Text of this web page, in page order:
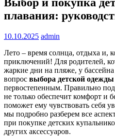
плавания:
10.10.2025 admin
Лето – время солнца, отдыха и,
приключений! Для родителей,
жаркие дни на пляже, у
вопрос выбора детской
первостепенным. Правильно
не только обеспечит комфорт и
поможет ему чувствовать себя
мы подробно разберем все
при покупке детских
других аксессуаров.